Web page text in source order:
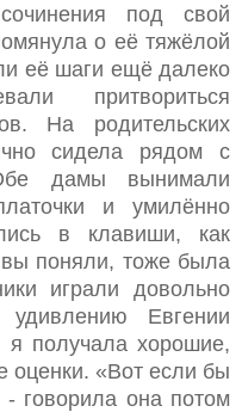
под свой
о её тяжёлой
её шаги ещё далеко
притвориться
На родительских
сидела рядом с
дамы вынимали
и умилённо
в клавиши, как
вы поняли, тоже была
играли довольно
Евгении
я получала хорошие,
оценки. «Вот если бы
- говорила она потом